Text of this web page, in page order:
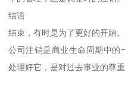
结语
结束，有时是为了更好的开始。
公司注销是商业生命周期中的
处理好它，是对过去事业的尊